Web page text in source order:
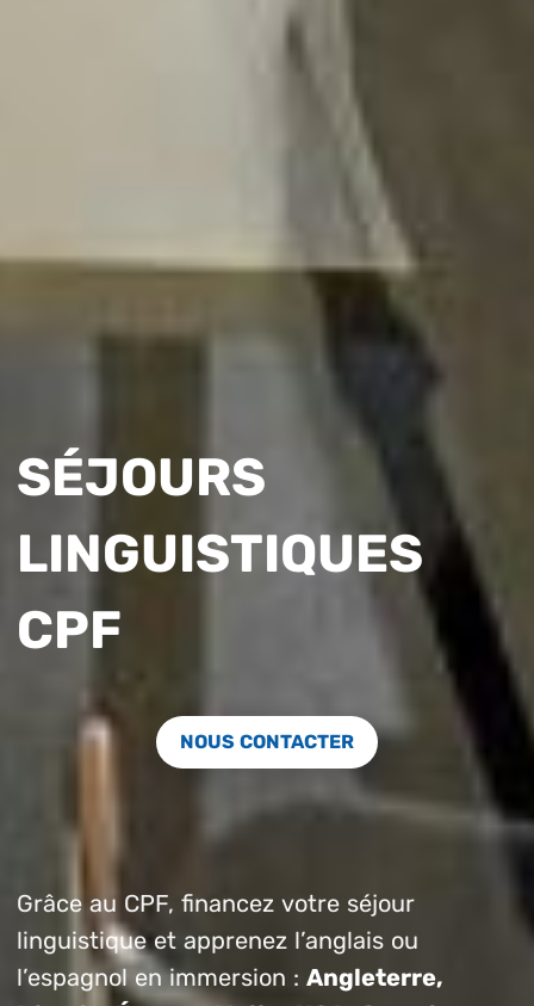
SÉJOURS
LINGUISTIQUES
CPF
NOUS CONTACTER
Grâce au CPF, financez votre séjour
linguistique et apprenez l’anglais ou
l’espagnol en immersion : Angleterre,